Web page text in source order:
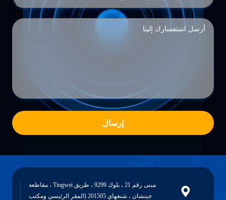
إرسال
مبنى رقم 21 ، بلوك 9299 ، طريق Tingwei ، مقاطعة
جينشان ، شنغهاي 201505 (المقر الرئيسي ومكتب